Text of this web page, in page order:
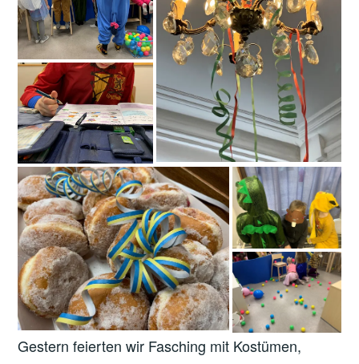
Gestern feierten wir Fasching mit Kostümen,